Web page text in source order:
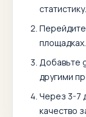
статистику.
Перейдите
площадках.
Добавьте
другими
Через 3-7
качество